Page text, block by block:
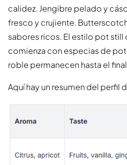
calidez. Jengibre pelado y
fresco y crujiente.
sabores ricos. El estilo pot still
comienza con especias de pot
roble permanecen hasta el
Aquí hay un resumen del perfil